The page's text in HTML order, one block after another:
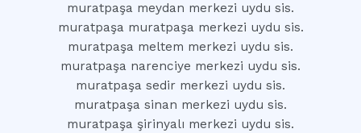
muratpaşa meydan merkezi uydu sis.
muratpaşa muratpaşa merkezi uydu sis.
muratpaşa meltem merkezi uydu sis.
muratpaşa narenciye merkezi uydu sis.
muratpaşa sedir merkezi uydu sis.
muratpaşa sinan merkezi uydu sis.
muratpaşa şirinyalı merkezi uydu sis.